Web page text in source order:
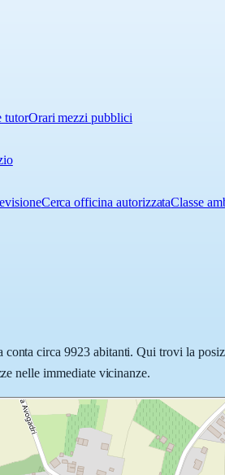
tutorOrari mezzi pubblici
Cerca officina autorizzataClasse
circa 9923 abitanti. Qui trovi la
nelle immediate vicinanze.